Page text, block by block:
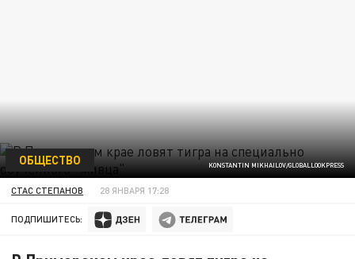
KONSTANTIN MIKHAILOV/GLOBALLOOKPRESS
ОБЩЕСТВО
СТАС СТЕПАНОВ 28 ЯНВАРЯ 17:28
ПОДПИШИТЕСЬ: